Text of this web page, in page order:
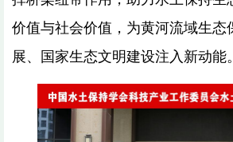
价值与社会价值，为黄河流域生态
展、国家生态文明建设注入新动能。